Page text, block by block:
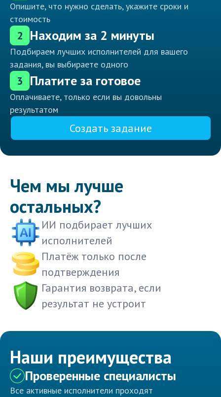
Опишите, что нужно сделать, укажите сроки и
стоимость
2 Находим за 2 минуты
Подбираем лучших исполнителей для вашего
задания, вы выбираете одного
3 Платите за готовое
Оплачиваете, только если вы довольны
результатом
Создать задание
Чем мы лучше
остальных?
ИИ подбирает лучших
исполнителей
Платёж только после
подтверждения
Гарантия возврата, если
результат не устроит
Наши преимущества
Проверенные специалисты
Все активные исполнители проходят